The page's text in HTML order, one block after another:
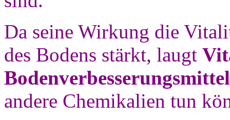
Da seine Wirkung die
des Bodens stärkt, laugt
Bodenverbesserungsmittel
andere Chemikalien tun